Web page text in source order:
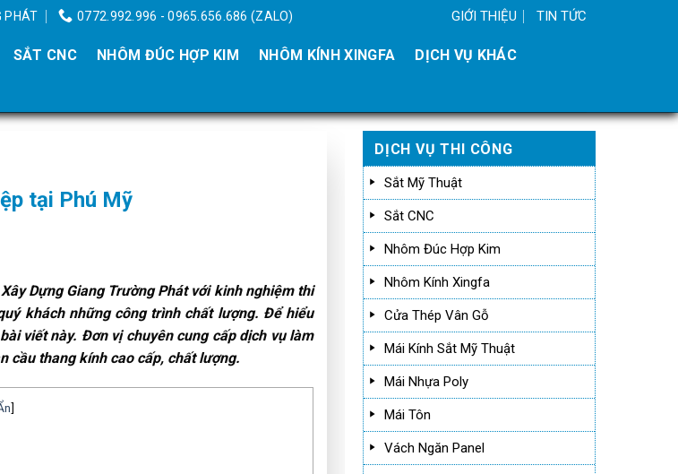
PHÁT 0772.992.996 - 0965.656.686 (ZALO) GIỚI THIỆU TIN TỨC
SẮT CNC NHÔM ĐÚC HỢP KIM NHÔM KÍNH XINGFA
DỊCH VỤ KHÁC
tại Phú Mỹ
Dựng Giang Trường Phát với kinh nghiệm thi
khách những công trình chất lượng. Để hiểu
viết này. Đơn vị chuyên cung cấp dịch vụ làm
cầu thang kính cao cấp, chất lượng.
]
DỊCH VỤ THI CÔNG
Sắt Mỹ Thuật
Sắt CNC
Nhôm Đúc Hợp Kim
Nhôm Kính Xingfa
Cửa Thép Vân Gỗ
Mái Kính Sắt Mỹ Thuật
Mái Nhựa Poly
Mái Tôn
Vách Ngăn Panel